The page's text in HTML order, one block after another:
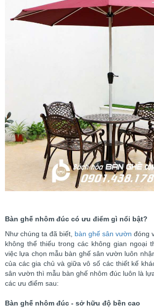
Bàn ghế nhôm đúc có ưu điểm gì nổi bật?
Như chúng ta đã biết, bàn ghế sân vườn đóng
không thể thiếu trong các không gian ngoại
việc lựa chọn mẫu bàn ghế sân vườn luôn
của các gia chủ và giữa vô số các thiết kế
sân vườn thì mẫu bàn ghế nhôm đúc luôn là
các ưu điểm sau:
Bàn ghế nhôm đúc - sở hữu độ bền cao